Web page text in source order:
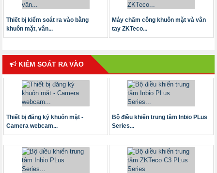
Thiết bị kiểm soát ra vào bằng
khuôn mặt, vân...
Máy chấm công khuôn mặt và vân
tay ZKTeco...
KIỂM SOÁT RA VÀO
Thiết bị đăng ký khuôn mặt -
Camera webcam...
Bộ điều khiển trung tâm Inbio PLus
Series...